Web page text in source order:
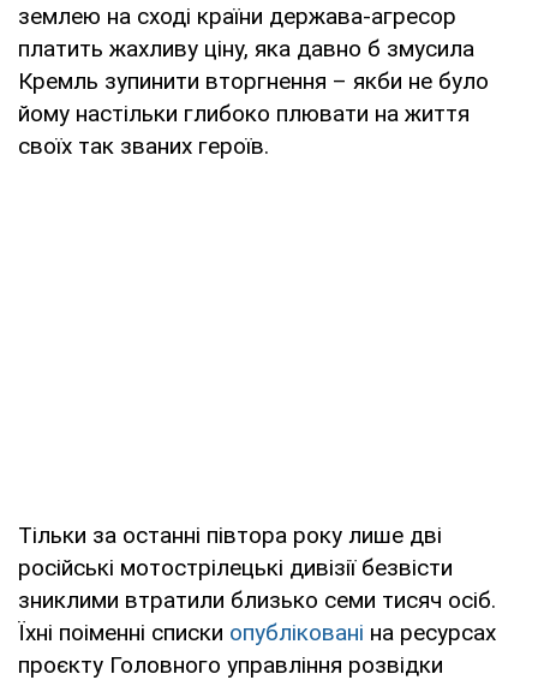
землею на сході країни держава-агресор
платить жахливу ціну, яка давно б змусила
Кремль зупинити вторгнення – якби не було
йому настільки глибоко плювати на життя
своїх так званих героїв.
Тільки за останні півтора року лише дві
російські мотострілецькі дивізії безвісти
зниклими втратили близько семи тисяч осіб.
Їхні поіменні списки опубліковані на ресурсах
проєкту Головного управління розвідки